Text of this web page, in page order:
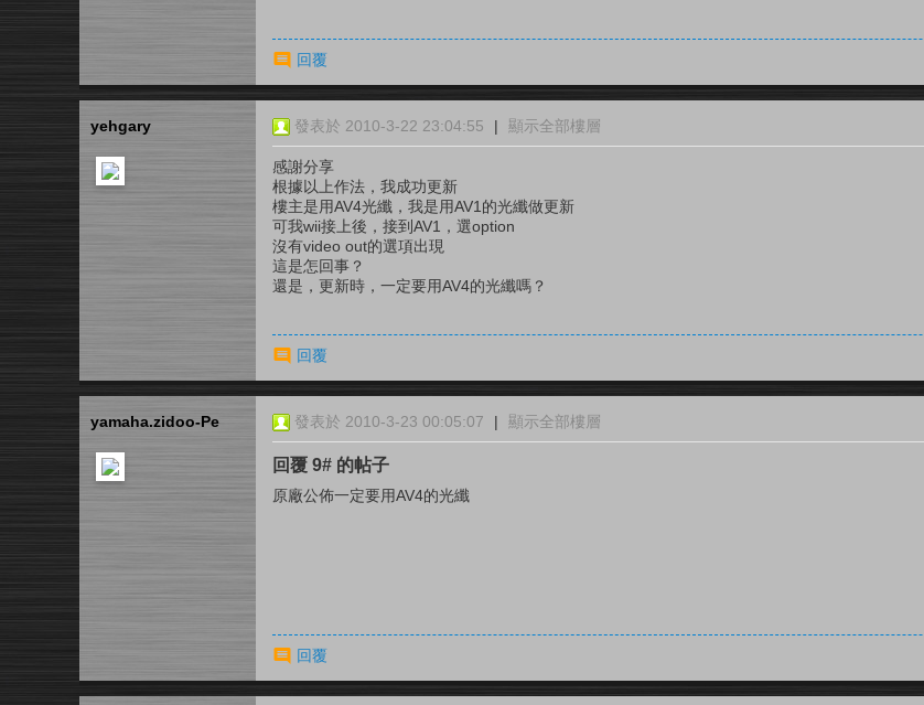
回覆
yehgary 發表於 2010-3-22 23:04:55 | 顯示全部樓層
感謝分享
根據以上作法，我成功更新
樓主是用AV4光纖，我是用AV1的光纖做更新
可我wii接上後，接到AV1，選option
沒有video out的選項出現
這是怎回事？
還是，更新時，一定要用AV4的光纖嗎？
回覆
yamaha.zidoo-Pe 發表於 2010-3-23 00:05:07 | 顯示全部樓層
回覆 9# 的帖子
原廠公佈一定要用AV4的光纖
回覆